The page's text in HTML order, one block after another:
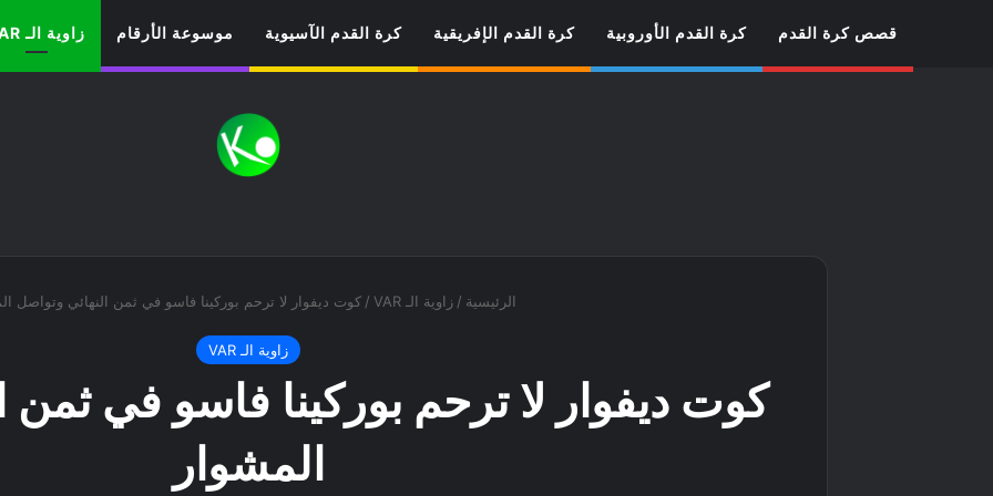
قصص كرة القدم كرة القدم الأوروبية كرة القدم الإفريقية كرة القدم الآسيوية موسوعة الأرقام زاوية الـ VAR
الرئيسية / زاوية الـ VAR / كوت ديفوار لا ترحم بوركينا فاسو في ثمن النهائي وتواصل
زاوية الـ VAR
كوت ديفوار لا ترحم بوركينا فاسو في ثمن
المشوار